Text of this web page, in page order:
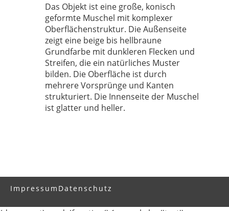
Rechtstrunkierung
aus
Das Objekt ist eine große, konisch
geformte Muschel mit komplexer
Oberflächenstruktur. Die Außenseite
zeigt eine beige bis hellbraune
Grundfarbe mit dunkleren Flecken und
Streifen, die ein natürliches Muster
bilden. Die Oberfläche ist durch
mehrere Vorsprünge und Kanten
strukturiert. Die Innenseite der Muschel
ist glatter und heller.
Impressum Datenschutz